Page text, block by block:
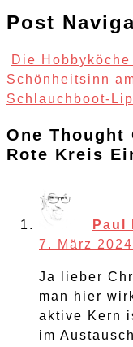
Post
Die
Schönheitsinn
Schlauchboot-
One Thought
Rote Kreis
Paul
7. März
Ja lieber
man hier
aktive Kern
im